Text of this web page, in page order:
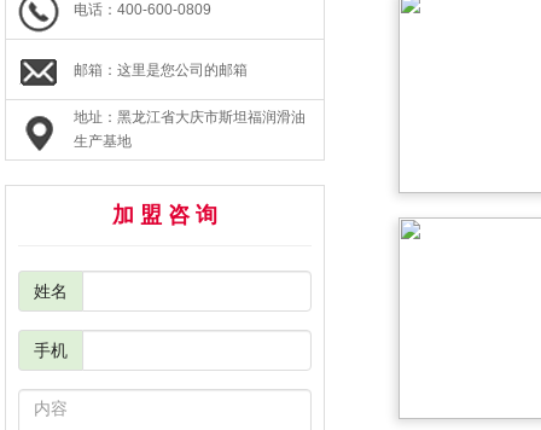
电话：400-600-0809
邮箱：这里是您公司的邮箱
地址：黑龙江省大庆市斯坦福润滑油
生产基地
加 盟 咨 询
姓名
手机